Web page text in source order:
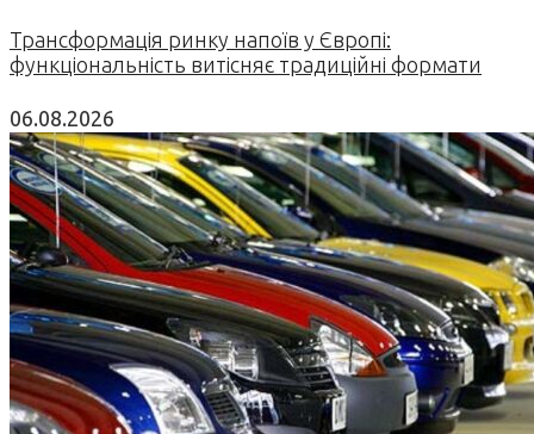
Трансформація ринку напоїв у Європі:
функціональність витісняє традиційні формати
06.08.2026